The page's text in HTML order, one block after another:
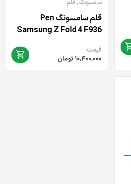
سامسونگ, قلم
قلم سامسونگ Pen
Samsung Z Fold 4 F936
قیمت:
۱۰,۴۰۰,۰۰۰ تومان